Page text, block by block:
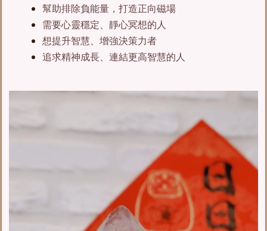
幫助排除負能量，打造正向磁場
需要心靈穩定、靜心冥想的人
想提升智慧、增強決策力者
追求精神成長、連結更高智慧的人